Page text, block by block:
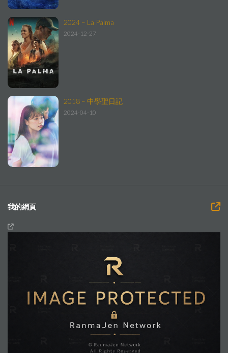
2024 – La Palma
2024-12-27
2018 – 中學聖日記
2024-04-10
我的網頁